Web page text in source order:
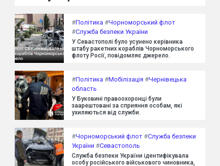
#Політика #Чорноморський флот
#Служба безпеки України
У Севастополі було усунено керівника
штабу ракетних кораблів Чорноморського
флоту Росії, повідомляє джерело.
#Політика #Мобілізація #Чернівецька
область
У Буковині правоохоронці були
заарештовані за сприяння особам, які
ухиляються від служби.
#Чорноморський флот #Служба безпеки
України #Севастополь
Служба безпеки України ідентифікувала
особу російського військового чиновника,